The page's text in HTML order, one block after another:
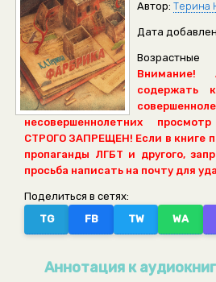
Автор: Терина
Дата
Возрастные
Внимание!
содержать
несовершеннолетних
СТРОГО ЗАПРЕЩЕН! Если в книге
пропаганды ЛГБТ и другого,
просьба написать на почту для
Поделиться в сетях:
TG
FB TW WA
Аннотация к